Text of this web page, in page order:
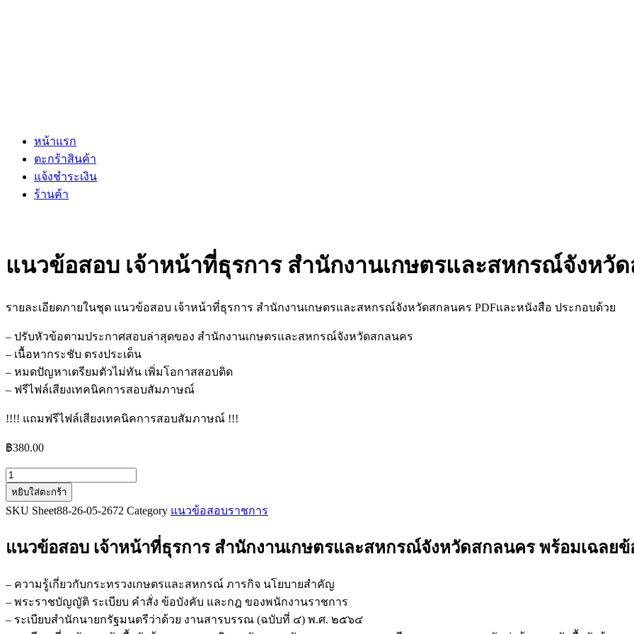
หน้าแรก
ตะกร้าสินค้า
แจ้งชำระเงิน
ร้านค้า
แนวข้อสอบ เจ้าหน้าที่ธุรการ สำนักงานเกษตรและสหกรณ์จังหวั
รายละเอียดภายในชุด แนวข้อสอบ เจ้าหน้าที่ธุรการ สำนักงานเกษตรและสหกรณ์จังหวัดสกลนคร PDFและหนังสือ ประกอบด้วย
– ปรับหัวข้อตามประกาศสอบล่าสุดของ สำนักงานเกษตรและสหกรณ์จังหวัดสกลนคร
– เนื้อหากระชับ ตรงประเด็น
– หมดปัญหาเตรียมตัวไม่ทัน เพิ่มโอกาสสอบติด
– ฟรีไฟล์เสียงเทคนิคการสอบสัมภาษณ์
!!!! แถมฟรีไฟล์เสียงเทคนิคการสอบสัมภาษณ์ !!!
฿380.00
จำนวน
แนว
ข้อสอบ
หน้าที่
สำนักงาน
เกษตร
และ
หยิบใส่ตะกร้า
SKU Sheet88-26-05-2672 Category แนวข้อสอบราชการ
แนวข้อสอบ เจ้าหน้าที่ธุรการ สำนักงานเกษตรและสหกรณ์จังหวัดสกลนครพร้อมเฉลยข้
– ความรู้เกี่ยวกับกระทรวงเกษตรและสหกรณ์ ภารกิจ นโยบายสำคัญ
– พระราชบัญญัติ ระเบียบ คำสั่ง ข้อบังคับ และกฎ ของพนักงานราชการ
– ระเบียบสำนักนายกรัฐมนตรีว่าด้วย งานสารบรรณ (ฉบับที่ ๔) พ.ศ. ๒๕๖๔